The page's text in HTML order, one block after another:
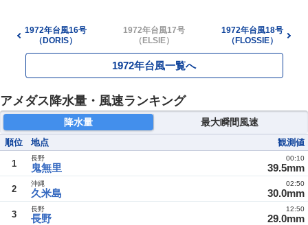
1972年台風16号
（DORIS）
1972年台風17号
（ELSIE）
1972年台風18号
（FLOSSIE）
1972年台風一覧へ
アメダス降水量・風速ランキング
降水量 最大瞬間風速
順位 地点 観測値
1 鬼無里
長野
39.5mm
00:10
2 久米島
沖縄
30.0mm
02:50
3 長野
長野
29.0mm
12:50